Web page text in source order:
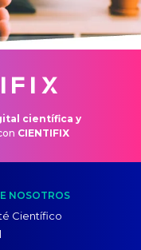
científica y
CIENTIFIX
NOSOTROS
Científico